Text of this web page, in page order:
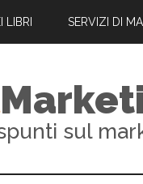
LIBRI SERVIZI DI
sul